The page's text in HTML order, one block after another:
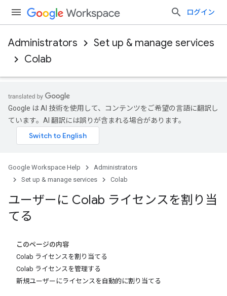
ログイン
Administrators
Set up & manage services
Colab
Google は AI 技術を使用して、コンテンツをご希望の言語に翻訳し
ています。AI 翻訳には誤りが含まれる場合があります。
Google Workspace Help
Administrators
Set up & manage services
Colab
ユーザーに Colab ライセンスを割り当
てる
このページの内容
Colab ライセンスを割り当てる
Colab ライセンスを管理する
新規ユーザーにライセンスを自動的に割り当てる